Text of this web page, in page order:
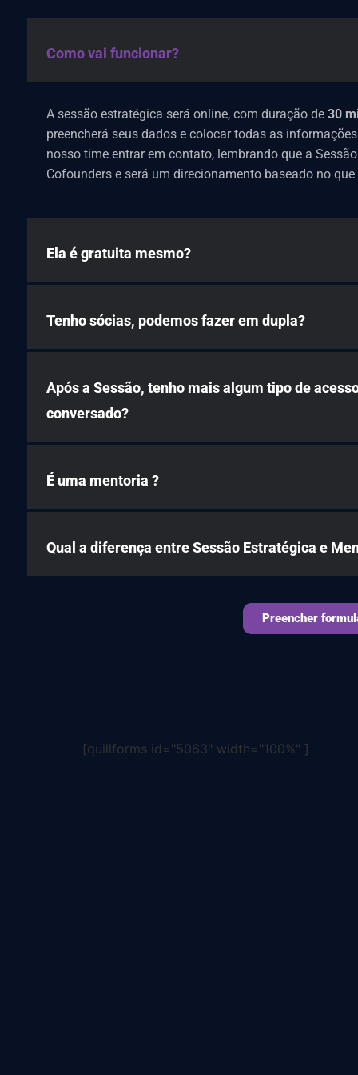
Como vai funcionar?
A sessão estratégica será online, com duração de 30
preencherá seus dados e colocar todas as
nosso time entrar em contato, lembrando que a
Cofounders e será um direcionamento baseado no
Ela é gratuita mesmo?
Tenho sócias, podemos fazer em dupla?
Após a Sessão, tenho mais algum tipo de
conversado?
É uma mentoria ?
Qual a diferença entre Sessão Estratégica e
Preencher
[quillforms id="5063" width="100%" ]